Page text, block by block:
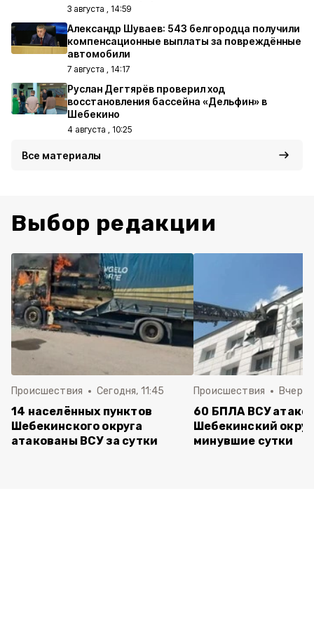
3 августа , 14:59
Александр Шуваев: 543 белгородца получили
компенсационные выплаты за повреждённые
автомобили
7 августа , 14:17
Руслан Дегтярёв проверил ход
восстановления бассейна «Дельфин» в
Шебекино
4 августа , 10:25
Все материалы
Выбор редакции
Происшествия Сегодня, 11:45
14 населённых пунктов
Шебекинского округа
атакованы ВСУ за сутки
Происшествия Вчера,
60 БПЛА ВСУ
Шебекинский
минувшие сутки